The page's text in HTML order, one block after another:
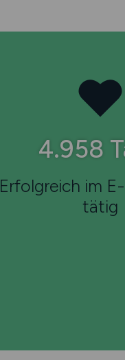
7.935
Erfolgreich im
tätig